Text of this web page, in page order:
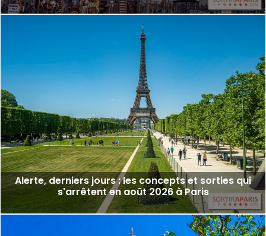
Alerte, derniers jours : les concepts et sorties qui
s'arrêtent en août 2026 à Paris